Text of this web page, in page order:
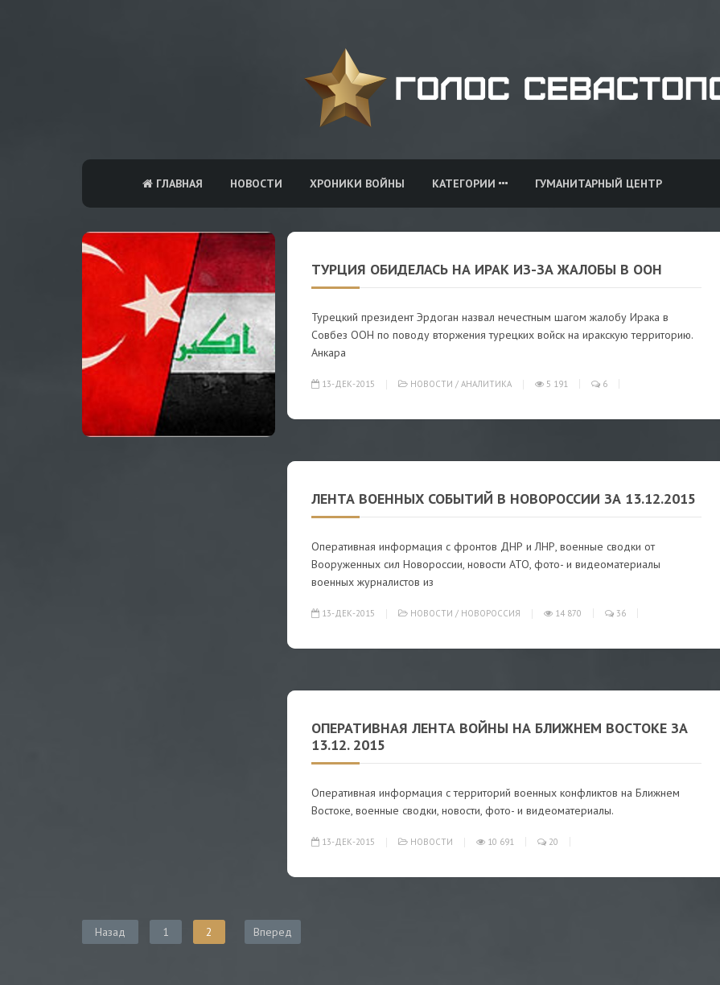
ГЛАВНАЯ НОВОСТИ ХРОНИКИ ВОЙНЫ КАТЕГОРИИ ГУМАНИТАРНЫЙ ЦЕНТР
ТУРЦИЯ ОБИДЕЛАСЬ НА ИРАК ИЗ-ЗА ЖАЛОБЫ В ООН
Турецкий президент Эрдоган назвал нечестным шагом жалобу Ирака в
Совбез ООН по поводу вторжения турецких войск на иракскую территорию.
Анкара
13-ДЕК-2015 НОВОСТИ / АНАЛИТИКА 5 191 6
ЛЕНТА ВОЕННЫХ СОБЫТИЙ В НОВОРОССИИ ЗА 13.12.2015
Оперативная информация с фронтов ДНР и ЛНР, военные сводки от
Вооруженных сил Новороссии, новости АТО, фото- и видеоматериалы
военных журналистов из
13-ДЕК-2015 НОВОСТИ / НОВОРОССИЯ 14 870 36
ОПЕРАТИВНАЯ ЛЕНТА ВОЙНЫ НА БЛИЖНЕМ ВОСТОКЕ ЗА
13.12. 2015
Оперативная информация с территорий военных конфликтов на Ближнем
Востоке, военные сводки, новости, фото- и видеоматериалы.
13-ДЕК-2015 НОВОСТИ 10 691 20
Назад 1 2 Вперед